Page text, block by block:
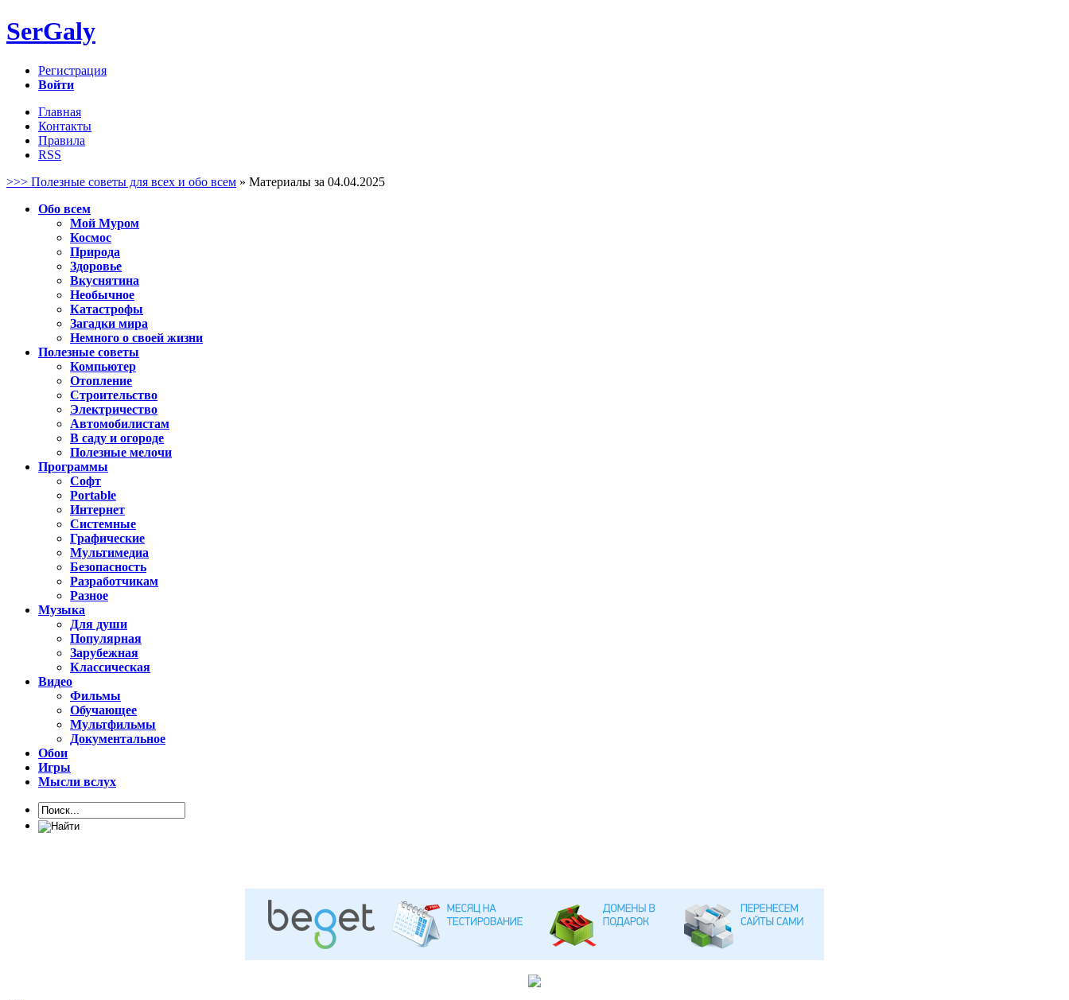
SerGaly
Регистрация
Войти
Главная
Контакты
Правила
RSS
>>> Полезные советы для всех и обо всем » Материалы за 04.04.2025
Обо всем
Мой Муром
Космос
Природа
Здоровье
Вкуснятина
Необычное
Катастрофы
Загадки мира
Немного о своей жизни
Полезные советы
Компьютер
Отопление
Строительство
Электричество
Автомобилистам
В саду и огороде
Полезные мелочи
Программы
Софт
Portable
Интернет
Системные
Графические
Мультимедиа
Безопасность
Разработчикам
Разное
Музыка
Для души
Популярная
Зарубежная
Классическая
Видео
Фильмы
Обучающее
Мультфильмы
Документальное
Обои
Игры
Мысли вслух